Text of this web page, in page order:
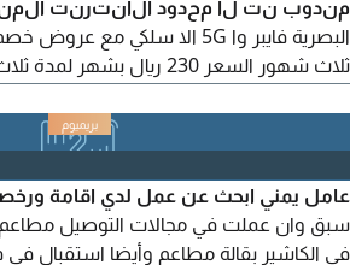
مندوب نت لا محدود الانترنت
ثلاث شهور السعر 230 ريال
عامل يمني ابحث عن عمل لدي اقامة
سبق وان عملت في مجالات التوصيل مطاعم
في الكاشير بقالة مطاعم وأيضا استقبال